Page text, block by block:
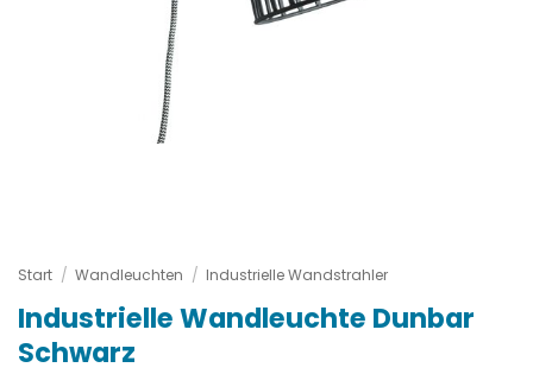
Start / Wandleuchten / Industrielle Wandstrahler
Industrielle Wandleuchte Dunbar
Schwarz